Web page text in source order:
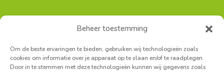
Beheer toestemming
Om de beste ervaringen te bieden, gebruiken wij technologieën zoals
cookies om informatie over je apparaat op te slaan en/of te raadplegen.
Door in te stemmen met deze technologieën kunnen wij gegevens zoals
Hoofdkantoor: